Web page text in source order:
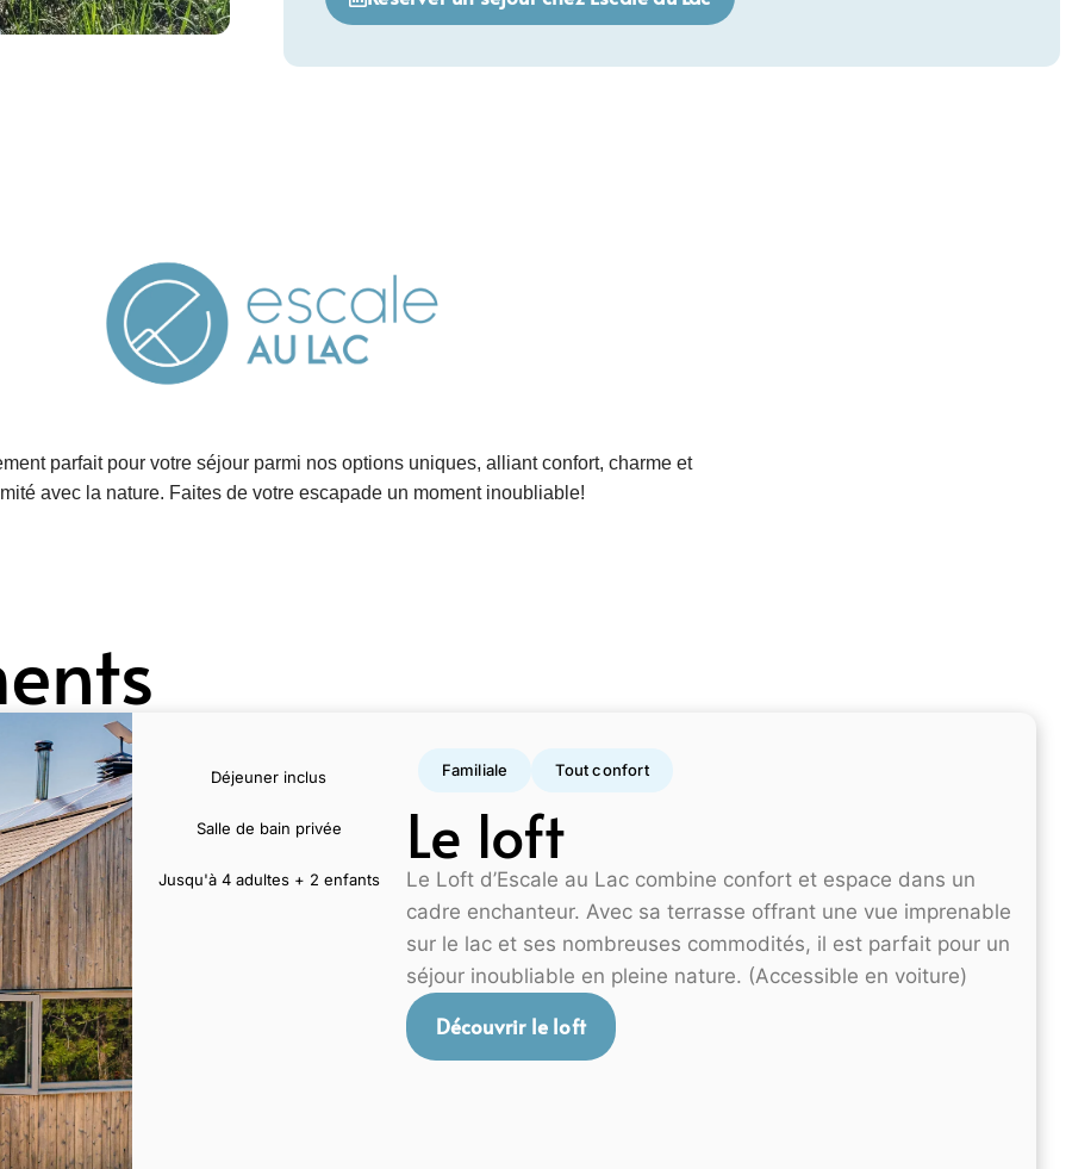
parfait pour votre séjour parmi nos options uniques, alliant confort, charme et
avec la nature. Faites de votre escapade un moment inoubliable!
Déjeuner inclus
Salle de bain privée
Jusqu'à 4 adultes + 2 enfants
Familiale Tout confort
Le loft
Le Loft d’Escale au Lac combine confort et espace dans un
cadre enchanteur. Avec sa terrasse offrant une vue imprenable
sur le lac et ses nombreuses commodités, il est parfait pour un
séjour inoubliable en pleine nature. (Accessible en voiture)
Découvrir le loft